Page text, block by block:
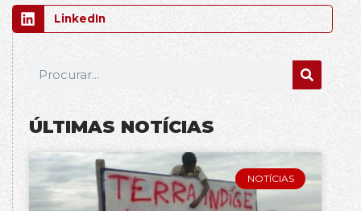
LinkedIn
ÚLTIMAS NOTÍCIAS
NOTÍCIAS